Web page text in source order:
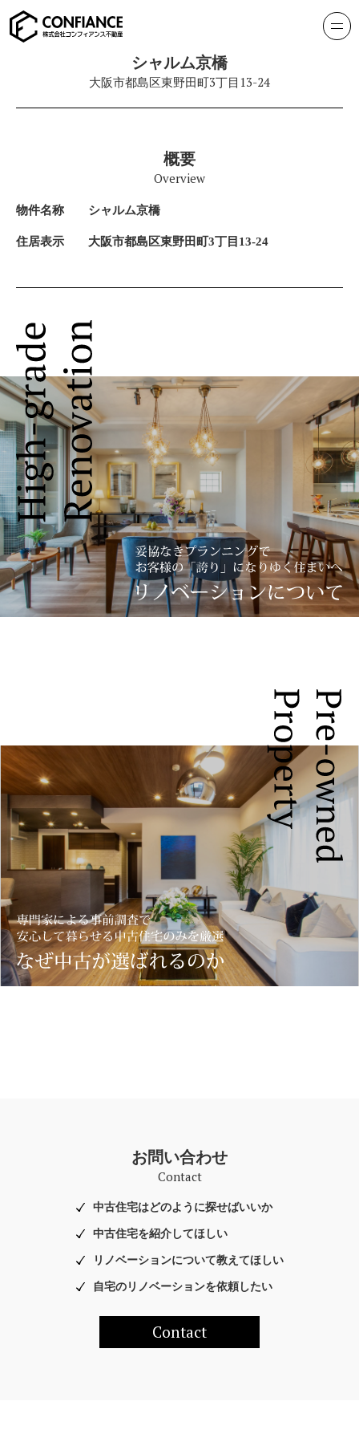
シャルム京橋
大阪市都島区東野田町3丁目13-24
概要
Overview
物件名称 シャルム京橋
住居表示 大阪市都島区東野田町3丁目13-24
お問い合わせ
Contact
中古住宅はどのように探せばいいか
中古住宅を紹介してほしい
リノベーションについて教えてほしい
自宅のリノベーションを依頼したい
Contact